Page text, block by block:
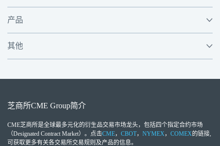
产品
其他
芝商所CME Group简介
CME芝商所是全球最多元化的衍生品交易市场龙头，包括四个指定合约市场
（Designated Contract Market）。点击CME， CBOT， NYMEX ， COMEX的链接,
可获取更多有关各交易所交易规则及产品的信息。